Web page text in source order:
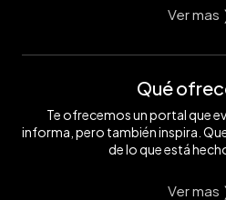
Ver mas
Qué
Te ofrecemos un portal que
informa, pero también inspira.
de lo que está
Ver mas